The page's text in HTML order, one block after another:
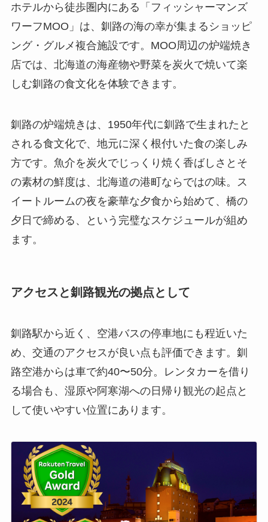
ホテルから徒歩圏内にある「フィッシャーマンズ
ワーフMOO」は、釧路の海の幸が集まるショッピ
ング・グルメ複合施設です。MOO周辺の炉端焼き
店では、北海道の海産物や野菜を炭火で焼いて楽
しむ釧路の食文化を体験できます。
釧路の炉端焼きは、1950年代に釧路で生まれたと
される食文化で、地元に深く根付いた食の楽しみ
方です。魚介を炭火でじっくり焼く香ばしさとそ
の素材の鮮度は、北海道の港町ならではの味。ス
イートルームの夜を豪華な夕食から始めて、橋の
夕日で締める、という完璧なスケジュールが組め
ます。
アクセスと釧路観光の拠点として
釧路駅から近く、空港バスの停車地にも程近いた
め、交通のアクセスが良い点も評価できます。釧
路空港からは車で約40〜50分。レンタカーを借り
る場合も、湿原や阿寒湖への日帰り観光の起点と
して使いやすい位置にあります。